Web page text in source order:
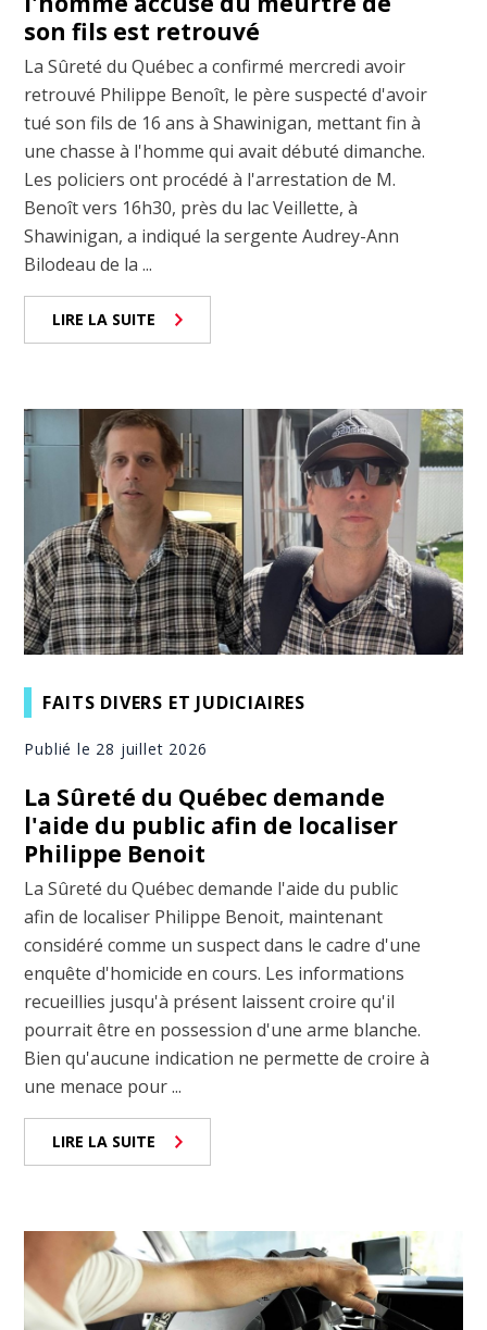
son fils est retrouvé
La Sûreté du Québec a confirmé mercredi avoir
retrouvé Philippe Benoît, le père suspecté d'avoir
tué son fils de 16 ans à Shawinigan, mettant fin à
une chasse à l'homme qui avait débuté dimanche.
Les policiers ont procédé à l'arrestation de M.
Benoît vers 16h30, près du lac Veillette, à
Shawinigan, a indiqué la sergente Audrey-Ann
Bilodeau de la ...
LIRE LA SUITE
FAITS DIVERS ET JUDICIAIRES
Publié le 28 juillet 2026
La Sûreté du Québec demande
l'aide du public afin de localiser
Philippe Benoit
La Sûreté du Québec demande l'aide du public
afin de localiser Philippe Benoit, maintenant
considéré comme un suspect dans le cadre d'une
enquête d'homicide en cours. Les informations
recueillies jusqu'à présent laissent croire qu'il
pourrait être en possession d'une arme blanche.
Bien qu'aucune indication ne permette de croire à
une menace pour ...
LIRE LA SUITE